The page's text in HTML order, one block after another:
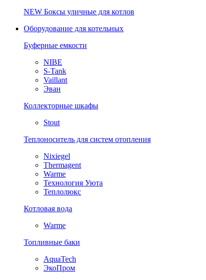
NEW Боксы уличные для котлов
Оборудование для котельных
Буферные емкости
NIBE
S-Tank
Vaillant
Эван
Коллекторные шкафы
Stout
Теплоноситель для систем отопления
Nixiegel
Thermagent
Warme
Технология Уюта
Теплолюкс
Котловая вода
Warme
Топливные баки
AquaTech
ЭкоПром